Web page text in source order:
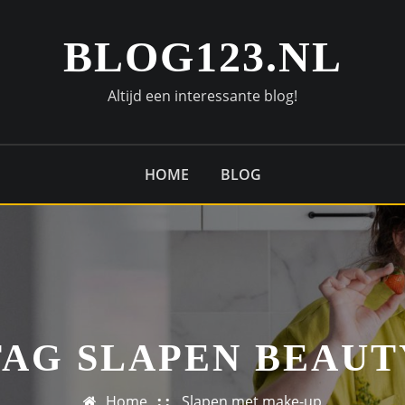
BLOG123.NL
Altijd een interessante blog!
HOME BLOG
SLAPEN